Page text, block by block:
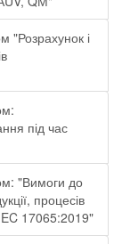
"Розрахунок і
під час
"Вимоги до
процесів
17065:2019"